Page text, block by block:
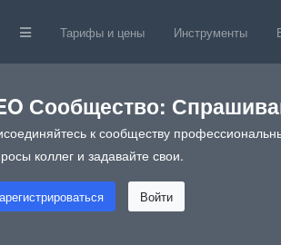
Тарифы и цены Инструменты
Сообщество:
к сообществу
коллег и задавайте свои.
Войти